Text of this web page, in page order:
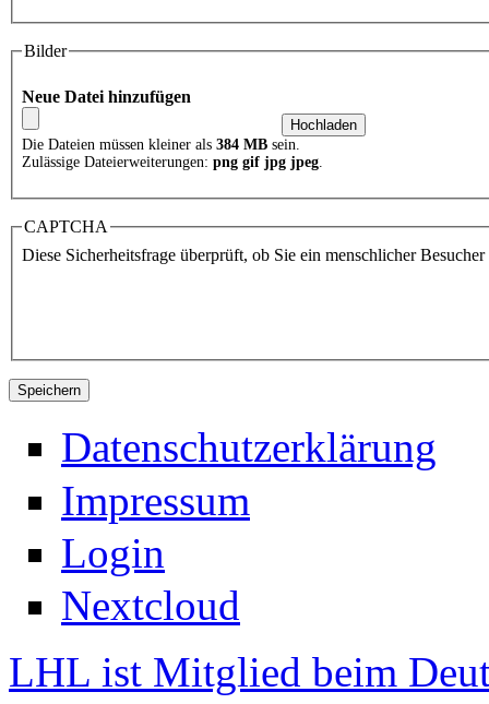
Bilder
Neue Datei hinzufügen
Die Dateien müssen kleiner als 384 MB sein.
Zulässige Dateierweiterungen: png gif jpg jpeg.
CAPTCHA
Diese Sicherheitsfrage überprüft, ob Sie ein menschlicher
Datenschutzerklärung
Impressum
Login
Nextcloud
LHL ist Mitglied beim